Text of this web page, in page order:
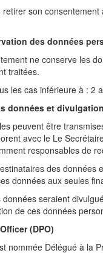
retirer son
des données
ne conserve les
traitées.
les cas inférieure à : 2
données et
peuvent être
avec le Le
responsables de
des
données aux seules
seraient
de ces données
(DPO)
nommée Délégué à la